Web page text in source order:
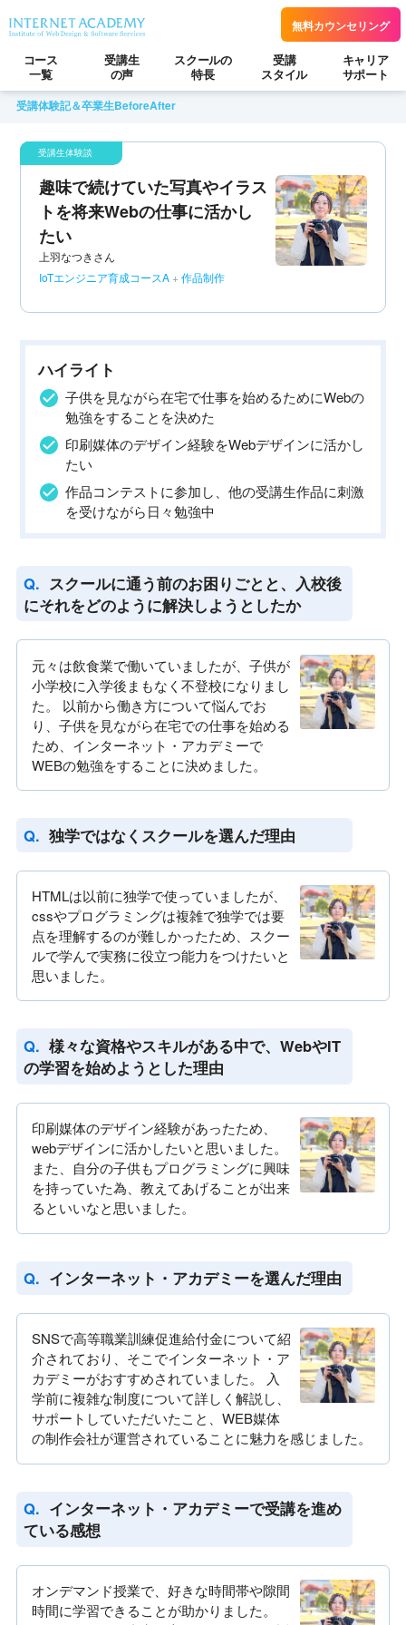
無料カウンセリング
コース
一覧
受講生
の声
スクールの
特長
受講
スタイル
キャリア
サポート
受講体験記＆卒業生BeforeAfter
趣味で続けていた写真やイラス
トを将来Webの仕事に活かし
たい
上羽なつきさん
IoTエンジニア育成コースA +作品制作
ハイライト
子供を見ながら在宅で仕事を始めるためにWebの
勉強をすることを決めた
印刷媒体のデザイン経験をWebデザインに活かし
たい
作品コンテストに参加し、他の受講生作品に刺激
を受けながら日々勉強中
スクールに通う前のお困りごとと、入校後
にそれをどのように解決しようとしたか
元々は飲食業で働いていましたが、子供が
小学校に入学後まもなく不登校になりまし
た。 以前から働き方について悩んでお
り、子供を見ながら在宅での仕事を始める
ため、インターネット・アカデミーで
WEBの勉強をすることに決めました。
独学ではなくスクールを選んだ理由
HTMLは以前に独学で使っていましたが、
cssやプログラミングは複雑で独学では要
点を理解するのが難しかったため、スクー
ルで学んで実務に役立つ能力をつけたいと
思いました。
様々な資格やスキルがある中で、WebやIT
の学習を始めようとした理由
印刷媒体のデザイン経験があったため、
webデザインに活かしたいと思いました。
また、自分の子供もプログラミングに興味
を持っていた為、教えてあげることが出来
るといいなと思いました。
インターネット・アカデミーを選んだ理由
SNSで高等職業訓練促進給付金について紹
介されており、そこでインターネット・ア
カデミーがおすすめされていました。 入
学前に複雑な制度について詳しく解説し、
サポートしていただいたこと、WEB媒体
の制作会社が運営されていることに魅力を感じました。
インターネット・アカデミーで受講を進め
ている感想
オンデマンド授業で、好きな時間帯や隙間
時間に学習できることが助かりました。